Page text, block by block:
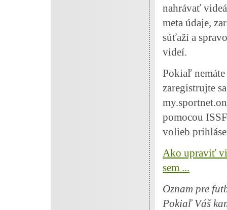
nahrávať
meta údaje,
súťaží a
videí.
Pokiaľ
zaregistrujte
pomocou
volieb
Ako upraviť
sem ...
Oznam pre
Pokiaľ Váš